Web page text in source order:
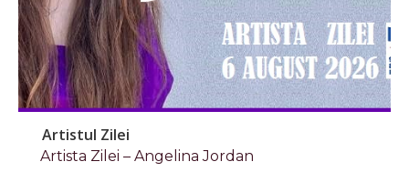
Artistul Zilei
Artista Zilei – Angelina Jordan